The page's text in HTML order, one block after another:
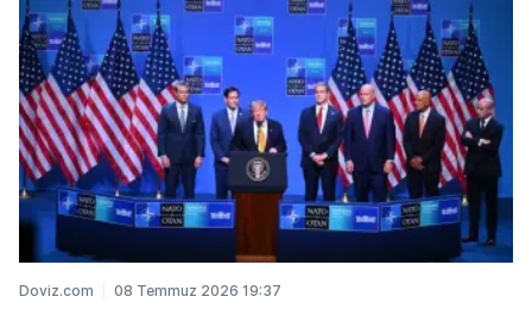
Doviz.com 08 Temmuz 2026 19:37